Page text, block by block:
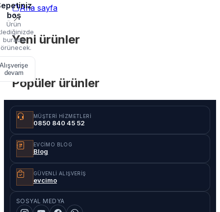
boş
Ürün
burada
Alışverişe
devam
Ana sayfa
Yeni ürünler
Popüler ürünler
MÜŞTERI HIZMETLERI
0850 840 45 52
EVCIMO BLOG
Blog
GÜVENLI ALIŞVERIŞ
evcimo
SOSYAL MEDYA